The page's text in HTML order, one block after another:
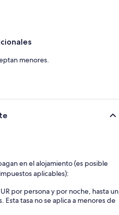
menores.
en el alojamiento (es posible
aplicables):
por persona y por noche, hasta un
Esta tasa no se aplica a menores de